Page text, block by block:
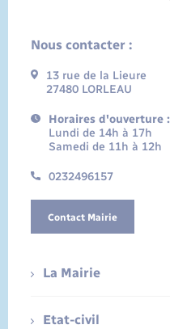
Nous contacter :
13 rue de la Lieure
27480 LORLEAU
Horaires d'ouverture :
Lundi de 14h à 17h
Samedi de 11h à 12h
0232496157
Contact Mairie
La Mairie
Etat-civil